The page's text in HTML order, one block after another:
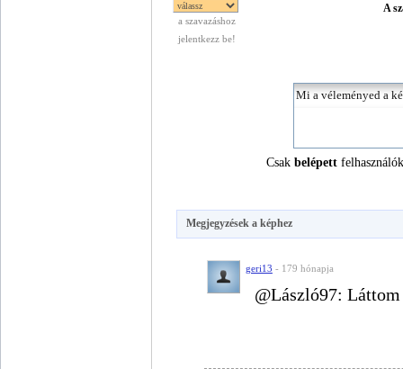
a szavazáshoz
jelentkezz be!
A
Csakbelépett
Megjegyzések a képhez
geri13 - 179 hónapja
@László97: